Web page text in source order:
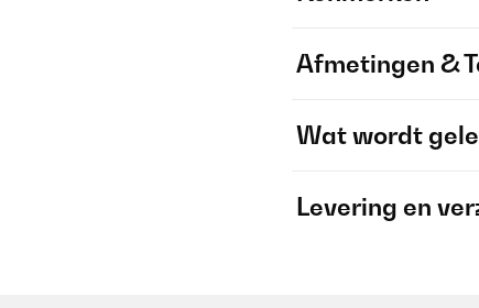
Afmetingen &
Wat wordt
Levering en